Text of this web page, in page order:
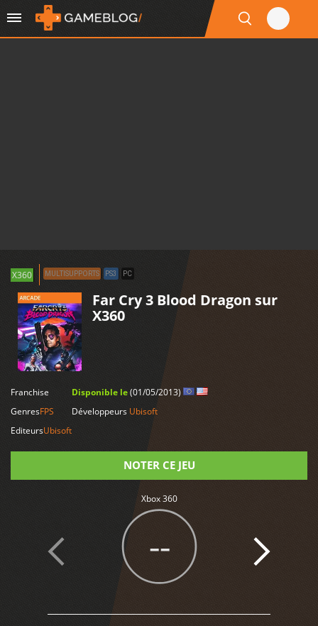
X360 MULTISUPPORTS PS3 PC
Far Cry 3 Blood Dragon sur
X360
Franchise
GenresFPS
EditeursUbisoft
Disponible le(01/05/2013)
Développeurs Ubisoft
NOTER CE JEU
Xbox 360
--